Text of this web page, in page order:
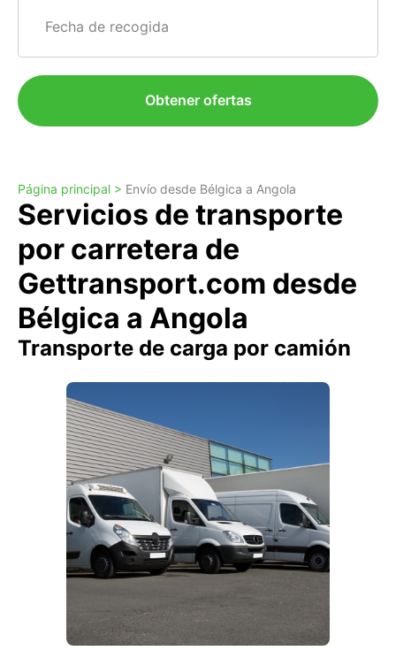
Fecha de recogida
Obtener ofertas
Página principal > Envío desde Bélgica a Angola
Servicios de transporte
por carretera de
Gettransport.com desde
Bélgica a Angola
Transporte de carga por camión